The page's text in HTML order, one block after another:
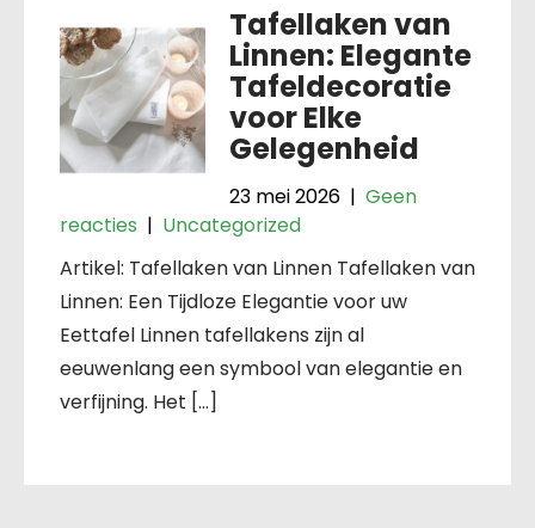
Tafellaken van
Linnen: Elegante
Tafeldecoratie
voor Elke
Gelegenheid
23 mei 2026 | Geen
reacties | Uncategorized
Artikel: Tafellaken van Linnen Tafellaken van
Linnen: Een Tijdloze Elegantie voor uw
Eettafel Linnen tafellakens zijn al
eeuwenlang een symbool van elegantie en
verfijning. Het […]